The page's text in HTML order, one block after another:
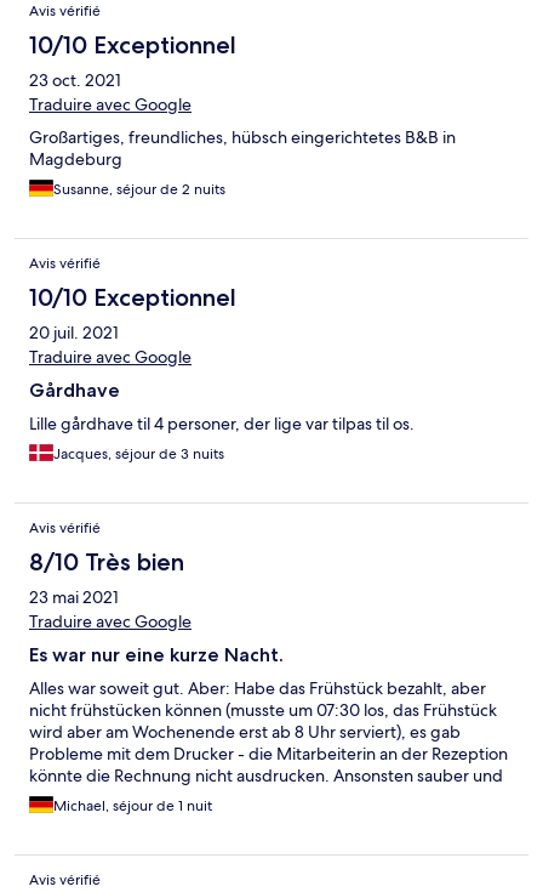
Avis vérifié
10/10 Exceptionnel
23 oct. 2021
Traduire avec Google
Großartiges, freundliches, hübsch eingerichtetes B&B in
Magdeburg
Susanne, séjour de 2 nuits
Avis vérifié
10/10 Exceptionnel
20 juil. 2021
Traduire avec Google
Gårdhave
Lille gårdhave til 4 personer, der lige var tilpas til os.
Jacques, séjour de 3 nuits
Avis vérifié
8/10 Très bien
23 mai 2021
Traduire avec Google
Es war nur eine kurze Nacht.
Alles war soweit gut. Aber: Habe das Frühstück bezahlt, aber
nicht frühstücken können (musste um 07:30 los, das Frühstück
wird aber am Wochenende erst ab 8 Uhr serviert), es gab
Probleme mit dem Drucker - die Mitarbeiterin an der Rezeption
könnte die Rechnung nicht ausdrucken. Ansonsten sauber und
ruhig.Michael, séjour de 1 nuit
Avis vérifié